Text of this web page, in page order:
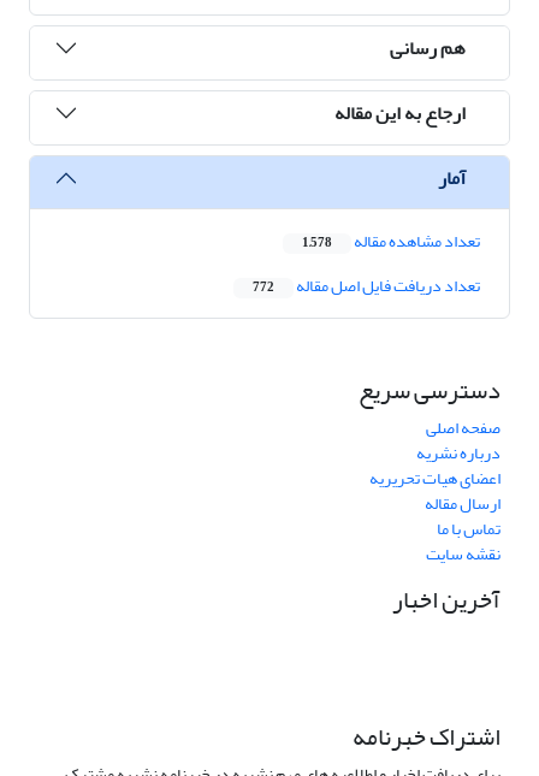
هم رسانی
ارجاع به این مقاله
آمار
تعداد مشاهده مقاله 1,578
تعداد دریافت فایل اصل مقاله 772
دسترسی سریع
صفحه اصلی
درباره نشریه
اعضای هیات تحریریه
ارسال مقاله
تماس با ما
نقشه سایت
آخرین اخبار
اشتراک خبرنامه